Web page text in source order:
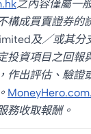
程
為
判斷真
投資AI股
個
鐘
去
"Happy
派對氛
賽馬日
課！你
「今個
跑？」或
賽日？
之內容僅屬一
構成買賣證券的
及／或其分
投資項目之回報
作出評估、驗證
務收取報酬。